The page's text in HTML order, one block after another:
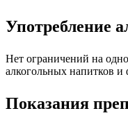
Употребление
Нет ограничений на
алкогольных напитков и
Показания